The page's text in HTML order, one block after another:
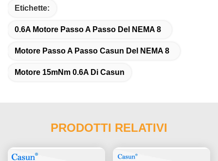
Etichette:
0.6A Motore Passo A Passo Del NEMA 8
Motore Passo A Passo Casun Del NEMA 8
Motore 15mNm 0.6A Di Casun
PRODOTTI RELATIVI